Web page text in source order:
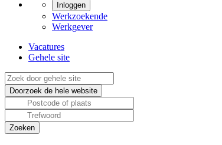
Inloggen
Werkzoekende
Werkgever
Vacatures
Gehele site